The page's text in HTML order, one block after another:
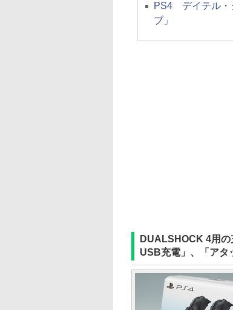
PS4 デイテル・
ブ」
DUALSHOCK 4用の
USB充電」、「アタ